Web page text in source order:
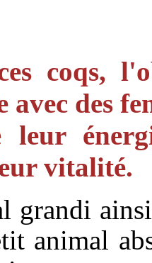
coqs,
avec des
leur
vitalité.
grandi
animal